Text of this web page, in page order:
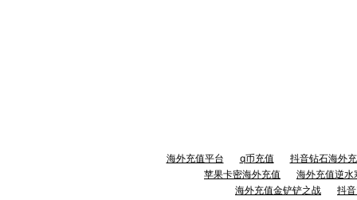
海外充值平台 q币充值
抖音钻石海外
苹果卡密海外充值
海外充值逆水
海外充值金铲铲之战
抖